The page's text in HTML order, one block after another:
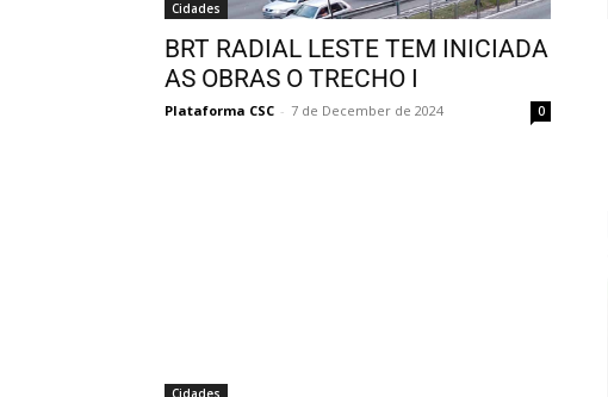
Cidades
BRT RADIAL LESTE TEM INICIADA
AS OBRAS O TRECHO I
Plataforma CSC - 7 de December de 2024 0